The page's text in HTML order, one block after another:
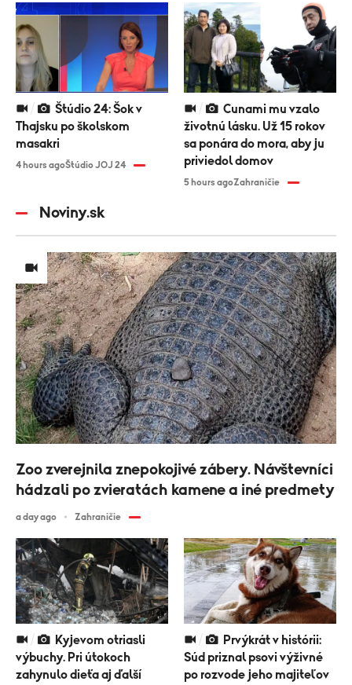
Thajsku po školskom
masakri
4 hours agoŠtúdio JOJ 24
životnú lásku. Už 15 rokov
sa ponára do mora, aby ju
priviedol domov
5 hours agoZahraničie
Noviny.sk
výbuchy. Pri útokoch
zahynulo dieťa aj ďalší
Súd priznal psovi výživné
po rozvode jeho majiteľov
Zoo zverejnila znepokojivé zábery. Návštevníci
hádzali po zvieratách kamene a iné predmety
a day ago Zahraničie